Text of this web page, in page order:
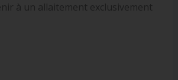
à un allaitement exclusivement